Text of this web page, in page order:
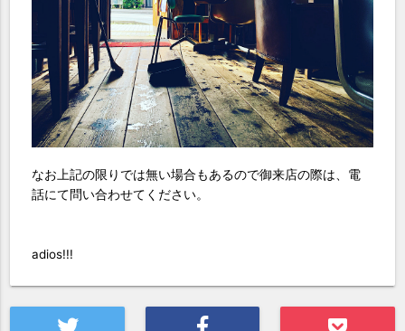
なお上記の限りでは無い場合もあるので御来店の際は、電
話にて問い合わせてください。
adios!!!